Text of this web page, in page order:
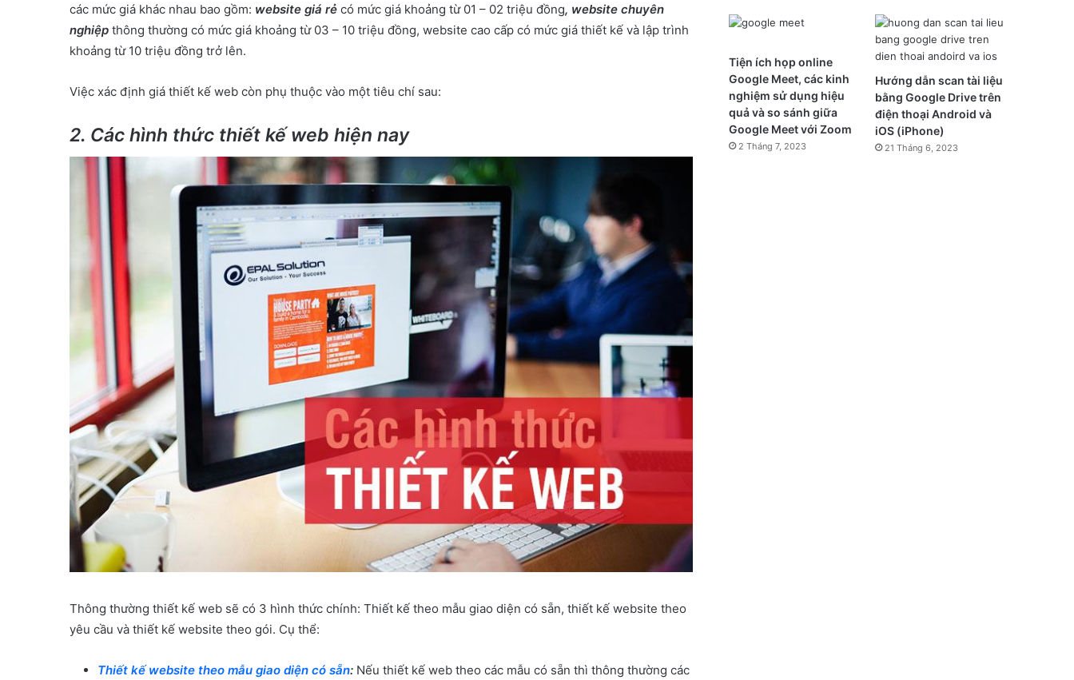
các mức giá khác nhau bao gồm: website giá rẻ có mức giá khoảng từ 01 – 02 triệu đồng, website chuyên
nghiệp thông thường có mức giá khoảng từ 03 – 10 triệu đồng, website cao cấp có mức giá thiết kế và lập trình
khoảng từ 10 triệu đồng trở lên.
Việc xác định giá thiết kế web còn phụ thuộc vào một tiêu chí sau:
2. Các hình thức thiết kế web hiện nay
Thông thường thiết kế web sẽ có 3 hình thức chính: Thiết kế theo mẫu giao diện có sẵn, thiết kế website theo
yêu cầu và thiết kế website theo gói. Cụ thể:
Thiết kế website theo mẫu giao diện có sẵn: Nếu thiết kế web theo các mẫu có sẵn thì thông thường các
Tiện ích họp online
Google Meet, các kinh
nghiệm sử dụng hiệu
quả và so sánh giữa
Google Meet với Zoom
2 Tháng 7, 2023
Hướng dẫn scan tài liệu
bằng Google Drive trên
điện thoại Android và
iOS (iPhone)
21 Tháng 6, 2023